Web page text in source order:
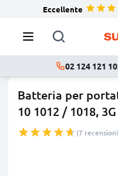
Eccellente
02 124 121
Batteria per
10 1012 / 1018, 3G
(7